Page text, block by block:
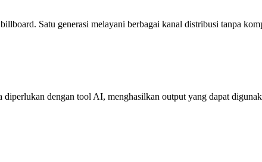
Satu generasi melayani berbagai kanal distribusi tanpa
dengan tool AI, menghasilkan output yang dapat